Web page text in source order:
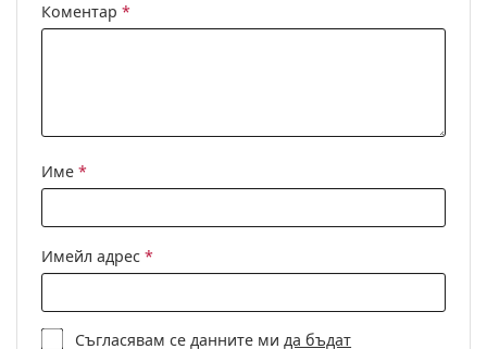
Коментар *
Име *
Имейл адрес *
Съгласявам се данните мида бъдат